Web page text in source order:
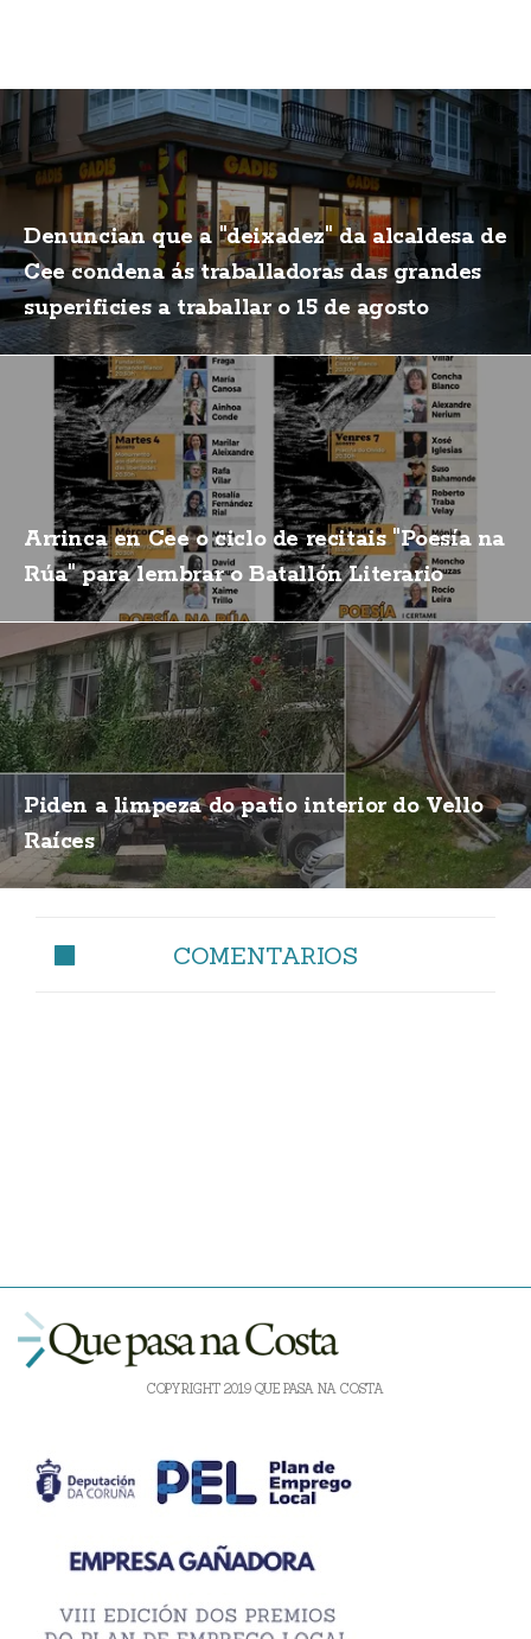
Denuncian que a "deixadez" da alcaldesa de
Cee condena ás traballadoras das grandes
superificies a traballar o 15 de agosto
Arrinca en Cee o ciclo de recitais "Poesía na
Rúa" para lembrar o Batallón Literario
Piden a limpeza do patio interior do Vello
Raíces
COMENTARIOS
COPYRIGHT 2019 QUE PASA NA COSTA